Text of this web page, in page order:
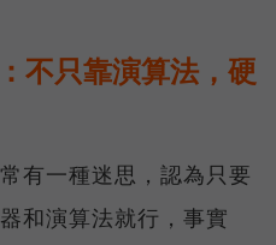
不只靠演算法，硬
有一種迷思，認為只要
和演算法就行，事實